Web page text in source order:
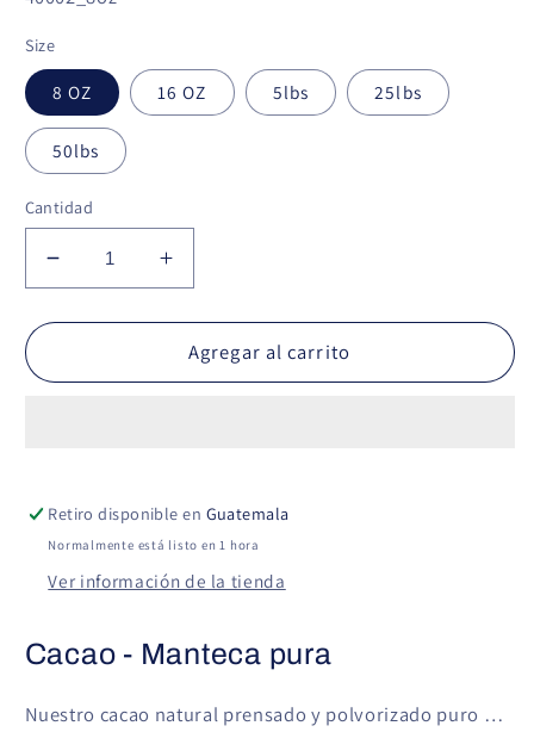
Size
8 OZ 16 OZ 5lbs 25lbs
50lbs
Cantidad
Reducir
cantidad
para
-
Aumentar
cantidad
para
Cacao
-
Agregar al carrito
Retiro disponible en Guatemala
Normalmente está listo en 1 hora
Ver información de la tienda
Cacao - Manteca pura
Nuestro cacao natural prensado y polvorizado puro …